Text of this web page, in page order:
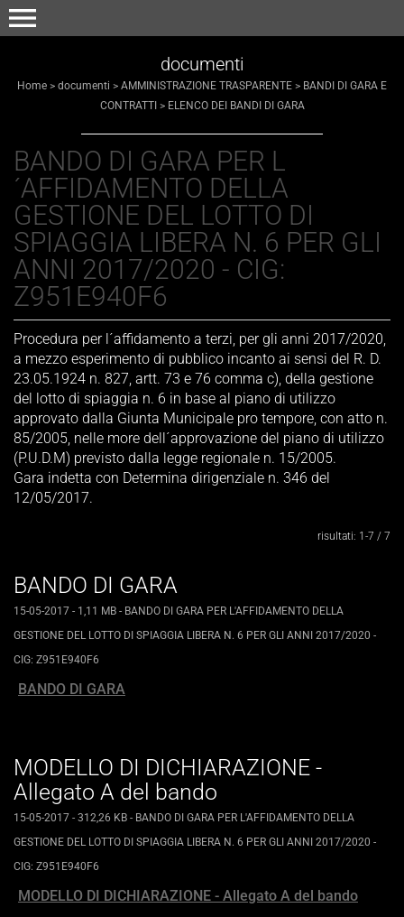
menu
documenti
Home > documenti > AMMINISTRAZIONE TRASPARENTE > BANDI DI GARA E
CONTRATTI > ELENCO DEI BANDI DI GARA
Invia
BANDO DI GARA PER L
´AFFIDAMENTO DELLA
GESTIONE DEL LOTTO DI
SPIAGGIA LIBERA N. 6 PER GLI
ANNI 2017/2020 - CIG:
Z951E940F6
Procedura per l´affidamento a terzi, per gli anni 2017/2020,
a mezzo esperimento di pubblico incanto ai sensi del R. D.
23.05.1924 n. 827, artt. 73 e 76 comma c), della gestione
del lotto di spiaggia n. 6 in base al piano di utilizzo
approvato dalla Giunta Municipale pro tempore, con atto n.
85/2005, nelle more dell´approvazione del piano di utilizzo
(P.U.D.M) previsto dalla legge regionale n. 15/2005.
Gara indetta con Determina dirigenziale n. 346 del
12/05/2017.
risultati: 1-7 / 7
BANDO DI GARA
15-05-2017 - 1,11 MB - BANDO DI GARA PER L'AFFIDAMENTO DELLA
GESTIONE DEL LOTTO DI SPIAGGIA LIBERA N. 6 PER GLI ANNI 2017/2020 -
CIG: Z951E940F6
BANDO DI GARA
MODELLO DI DICHIARAZIONE -
Allegato A del bando
15-05-2017 - 312,26 KB - BANDO DI GARA PER L'AFFIDAMENTO DELLA
GESTIONE DEL LOTTO DI SPIAGGIA LIBERA N. 6 PER GLI ANNI 2017/2020 -
CIG: Z951E940F6
MODELLO DI DICHIARAZIONE - Allegato A del bando